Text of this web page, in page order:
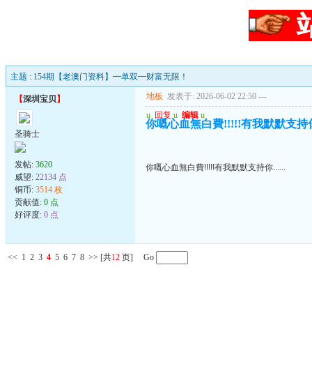
主题 : 154期【老澳门资料】━单双━财富无限！
【深圳宝贝】
圣骑士
发帖: 3620
威望: 22134 点
铜币: 3514 枚
贡献值: 0 点
好评度: 0 点
地板 发表于: 2026-06-02 22:50 ---
u 回复 u 编辑 u
你嘅心血無白費!!!!!有我默默支持
你嘅心血無白費!!!!!有我默默支持你......
<< 1 2 3 4 5 6 7 8 >> [共12 页] Go